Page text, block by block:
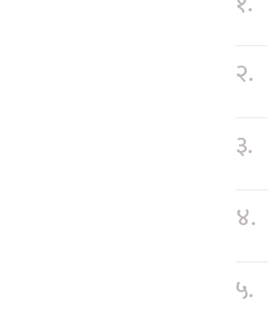
२.
३.
४.
५.